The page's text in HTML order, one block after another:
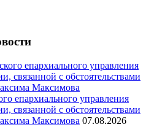
епархиального управления
связанной с обстоятельствами
Максимова 07.08.2026